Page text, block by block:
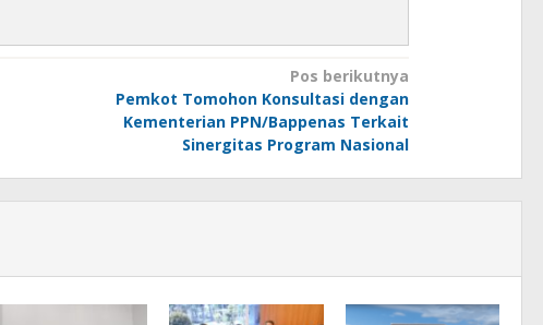
Pos berikutnya
Pemkot Tomohon Konsultasi dengan
Kementerian PPN/Bappenas Terkait
Sinergitas Program Nasional